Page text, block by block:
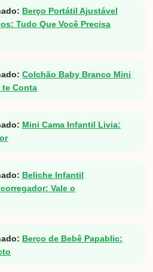
Berço Portátil Ajustável
Tudo Que Você Precisa
Colchão Baby Branco Mini
te Conta
Mini Cama Infantil Livia:
Beliche Infantil
Vale o
Berço de Bebê Papablic: